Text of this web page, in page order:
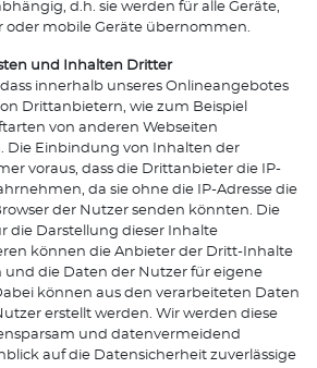
d.h. sie werden für alle Geräte,
oder mobile Geräte übernommen.
und Inhalten Dritter
innerhalb unseres Onlineangebotes
Drittanbietern, wie zum Beispiel
von anderen Webseiten
Die Einbindung von Inhalten der
voraus, dass die Drittanbieter die IP-
da sie ohne die IP-Adresse die
der Nutzer senden könnten. Die
die Darstellung dieser Inhalte
können die Anbieter der Dritt-Inhalte
und die Daten der Nutzer für eigene
können aus den verarbeiteten Daten
erstellt werden. Wir werden diese
und datenvermeidend
auf die Datensicherheit zuverlässige